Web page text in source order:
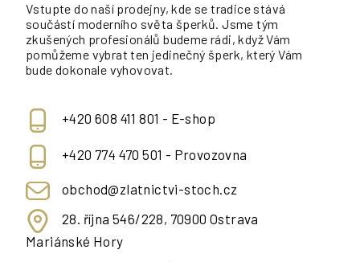
Vstupte do naší prodejny, kde se tradice stává
součástí moderního světa šperků. Jsme tým
zkušených profesionálů budeme rádi, když Vám
pomůžeme vybrat ten jedinečný šperk, který Vám
bude dokonale vyhovovat.
+420 608 411 801 - E-shop
+420 774 470 501 - Provozovna
obchod@zlatnictvi-stoch.cz
28. října 546/228, 70900 Ostrava
Mariánské Hory